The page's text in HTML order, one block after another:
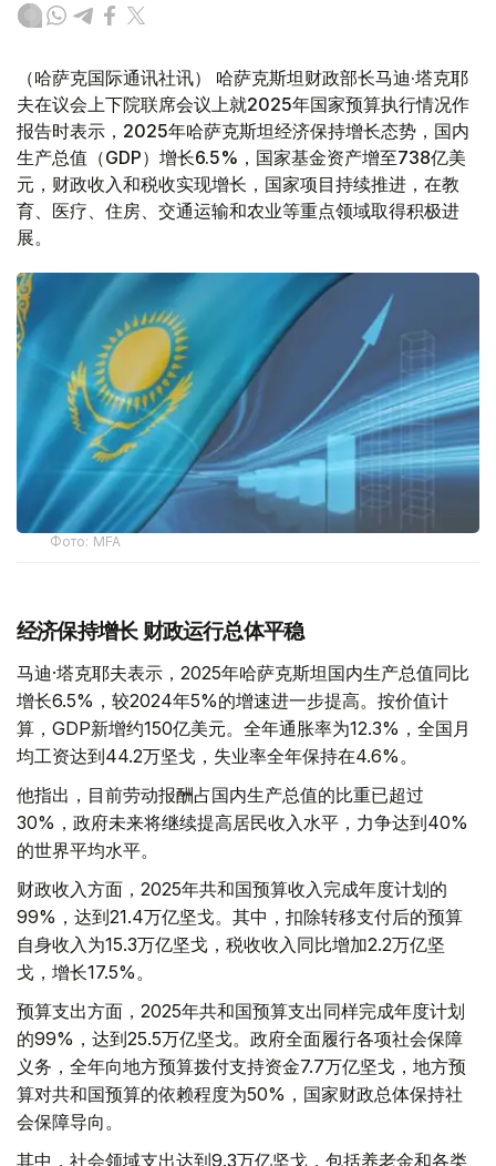
（哈萨克国际通讯社讯） 哈萨克斯坦财政部长马迪·塔克耶
夫在议会上下院联席会议上就2025年国家预算执行情况作
报告时表示，2025年哈萨克斯坦经济保持增长态势，国内
生产总值（GDP）增长6.5%，国家基金资产增至738亿美
元，财政收入和税收实现增长，国家项目持续推进，在教
育、医疗、住房、交通运输和农业等重点领域取得积极进
展。
Фото: MFA
经济保持增长 财政运行总体平稳
马迪·塔克耶夫表示，2025年哈萨克斯坦国内生产总值同比
增长6.5%，较2024年5%的增速进一步提高。按价值计
算，GDP新增约150亿美元。全年通胀率为12.3%，全国月
均工资达到44.2万坚戈，失业率全年保持在4.6%。
他指出，目前劳动报酬占国内生产总值的比重已超过
30%，政府未来将继续提高居民收入水平，力争达到40%
的世界平均水平。
财政收入方面，2025年共和国预算收入完成年度计划的
99%，达到21.4万亿坚戈。其中，扣除转移支付后的预算
自身收入为15.3万亿坚戈，税收收入同比增加2.2万亿坚
戈，增长17.5%。
预算支出方面，2025年共和国预算支出同样完成年度计划
的99%，达到25.5万亿坚戈。政府全面履行各项社会保障
义务，全年向地方预算拨付支持资金7.7万亿坚戈，地方预
算对共和国预算的依赖程度为50%，国家财政总体保持社
会保障导向。
其中，社会领域支出达到9.3万亿坚戈，包括养老金和各类